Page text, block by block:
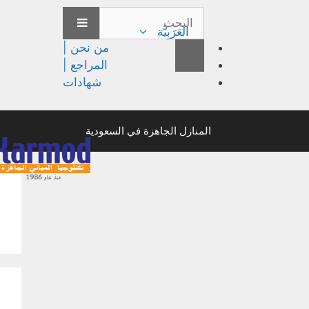
من نحن |
المراجع |
شهادات
العَرَبِيَّة
المنازل الجاهزة في السعودية